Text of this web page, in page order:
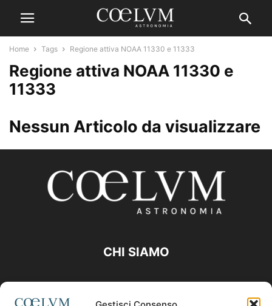
Home Tags Regione attiva NOAA 11330 e 11333
Regione attiva NOAA 11330 e
11333
Nessun Articolo da visualizzare
CHI SIAMO